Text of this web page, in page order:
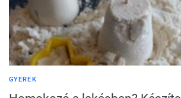
GYEREK